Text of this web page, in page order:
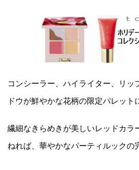
コンシーラー、ハイライター、リッ
ドウが鮮やかな花柄の限定パレット
繊細なきらめきが美しいレッドカラ
ねれば、華やかなパーティルックの